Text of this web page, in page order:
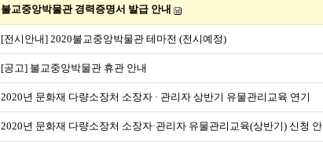
불교중앙박물관 경력증명서 발급 안내
[전시안내] 2020불교중앙박물관 테마전 (전시예정)
[공고] 불교중앙박물관 휴관 안내
2020년 문화재 다량소장처 소장자 · 관리자 상반기 유물관리교육 연기
2020년 문화재 다량소장처 소장자·관리자 유물관리교육(상반기) 신청 안